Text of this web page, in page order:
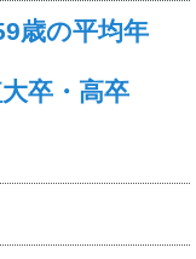
歳の平均年
卒・高卒